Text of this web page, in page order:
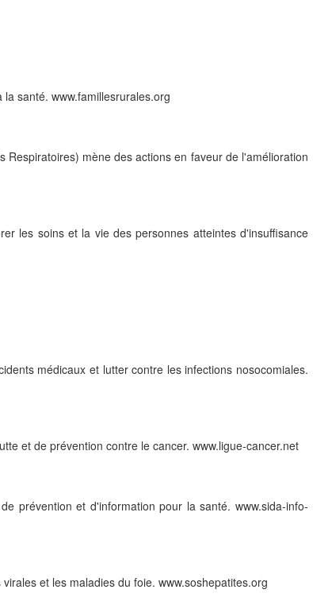
santé. www.famillesrurales.org
mène des actions en faveur de l'amélioration
les soins et la vie des personnes atteintes d'insuffisance
médicaux et lutter contre les infections nosocomiales.
et de prévention contre le cancer. www.ligue-cancer.net
prévention et d'information pour la santé. www.sida-info-
et les maladies du foie. www.soshepatites.org